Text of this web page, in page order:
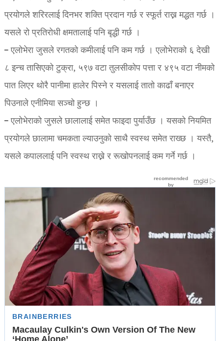
प्रयोगले शरिरलाई दिनभर शक्ति प्रदान गर्छ र स्फूर्त राख्न मद्धत गर्छ ।
यसले रो प्रतिरोधी क्षमतालाई पनि बृद्धी गर्छ ।
– एलोभेरा जुसले रगतको कमीलाई पनि कम गर्छ । एलोभेराको ६ देखी
८ इन्च तासिएको टुक्रा, ५९७ वटा तुलसीकोप पत्ता र ४९५ वटा नीमको
पात लिएर थोरै पानीमा हालेर पिस्ने र यसलाई तातो काढाँ बनाएर
पिउनाले एनीमिया सञ्चो हुन्छ ।
– एलोभेराको जुसले छालालाई समेत फाइदा पुर्याउँछ । यसको नियमित
प्रयोगले छालामा चमकता ल्याउनुको साथै स्वस्थ समेत राख्छ । यस्तै,
यसले कपाललाई पनि स्वस्थ राख्ने र रूखोपनलाई कम गर्ने गर्छ ।